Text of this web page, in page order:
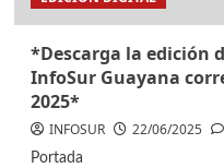
*Descarga la edición
InfoSur Guayana
2025*
INFOSUR 22/06/2025
Portada